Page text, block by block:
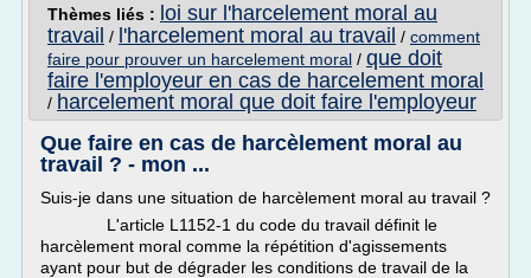
Thèmes liés : loi sur l'harcelement moral au
travail / l'harcelement moral au travail / comment
faire pour prouver un harcelement moral / que doit
faire l'employeur en cas de harcelement moral
/ harcelement moral que doit faire l'employeur
Que faire en cas de harcèlement moral au
travail ? - mon ...
Suis-je dans une situation de harcèlement moral au travail ?
L'article L1152-1 du code du travail définit le
harcèlement moral comme la répétition d'agissements
ayant pour but de dégrader les conditions de travail de la